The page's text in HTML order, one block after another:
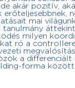
akár pozitív,
erőteljesebbnek,
mai
milyen
ró a
a differenciált
forma között